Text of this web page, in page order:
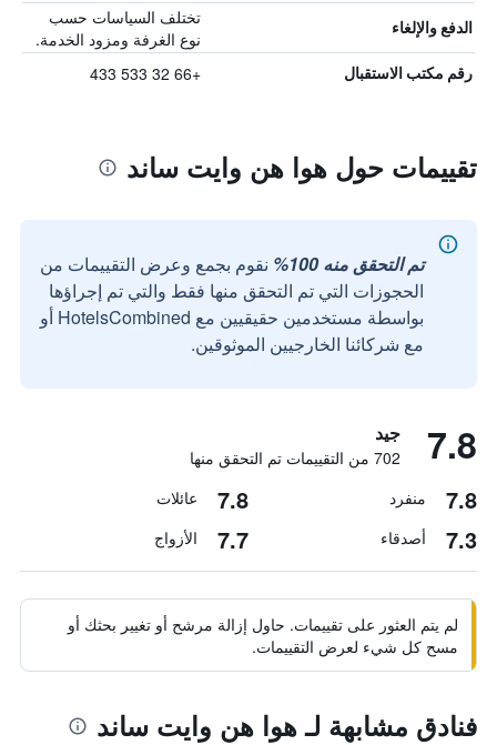
الدفع والإلغاء
تختلف السياسات حسب
نوع الغرفة ومزود الخدمة.
رقم مكتب الاستقبال +66 32 533 433
تقييمات حول هوا هن وايت ساند
تم التحقق منه 100%
نقوم بجمع وعرض التقييمات من
الحجوزات التي تم التحقق منها فقط والتي تم إجراؤها
بواسطة مستخدمين حقيقيين مع HotelsCombined أو
مع شركائنا الخارجيين الموثوقين.
7.8 جيد
702 من التقييمات تم التحقق منها
7.8 منفرد 7.8 عائلات
7.3 أصدقاء 7.7 الأزواج
لم يتم العثور على تقييمات. حاول إزالة مرشح أو تغيير بحثك أو
مسح كل شيء لعرض التقييمات.
فنادق مشابهة لـ هوا هن وايت ساند